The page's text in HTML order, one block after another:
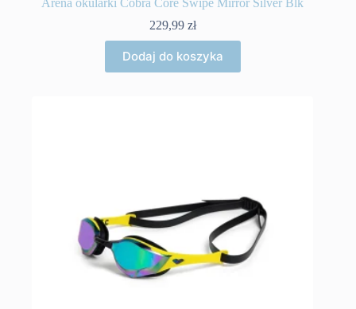
Arena okularki Cobra Core Swipe Mirror Silver Blk
229,99 zł
Dodaj do koszyka